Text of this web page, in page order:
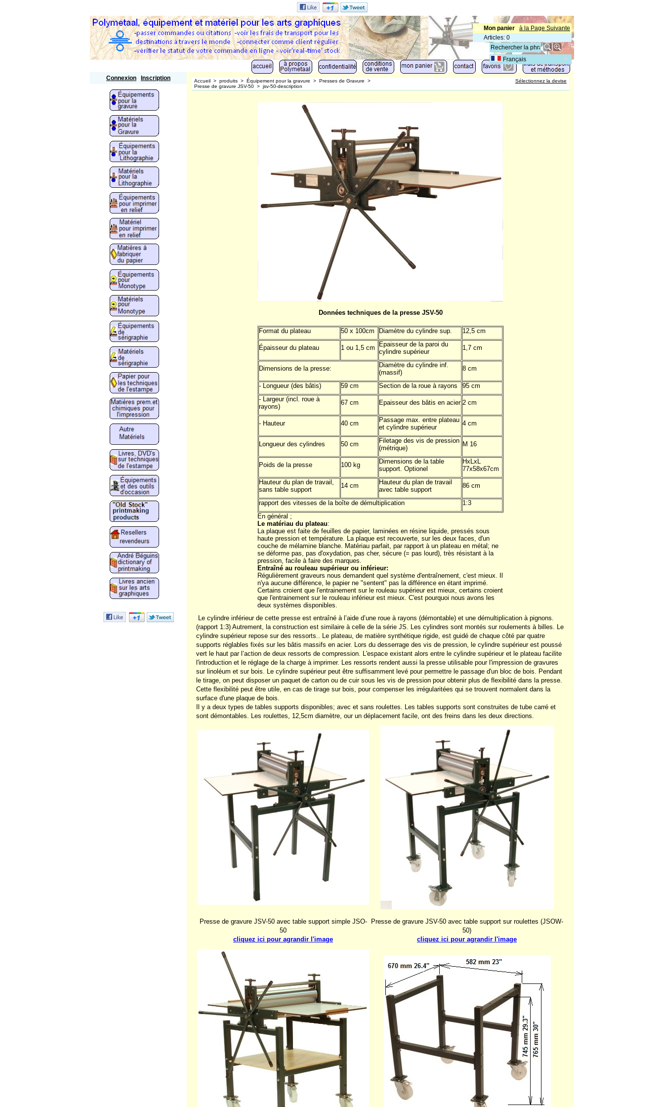
à la Page Suivante
Mon panier
Articles: 0
Français
Connexion Inscription Accueil > produits > Équipement pour la gravure > Presses de Gravure >
Presse de gravure JSV-50 > jsv-50-description
Sélectionnez la devise
Données techniques de la presse JSV-50
Format du plateau 50 x 100cm Diamètre du cylindre sup. 12,5 cm
Épaisseur du plateau 1 ou 1,5 cm
Epaisseur de la paroi du
cylindre supérieur
1,7 cm
Dimensions de la presse:
Diamètre du cylindre inf.
(massif)
8 cm
- Longueur (des bâtis) 59 cm Section de la roue à rayons
95 cm
- Largeur (incl. roue à
rayons)
67 cm Epaisseur des bâtis en acier 2 cm
- Hauteur 40 cm
Passage max. entre plateau
et cylindre supérieur
4 cm
Longueur des cylindres 50 cm
Filetage des vis de pression
(métrique)
M 16
Poids de la presse 100 kg
Dimensions de la table
support. Optionel
HxLxL
77x58x67cm
Hauteur du plan de travail,
sans table support
14 cm
Hauteur du plan de travail
avec table support
86 cm
rapport des vitesses de la boîte de démultiplication
1:3
En général ;
Le matériau du plateau:
La plaque est faite de feuilles de papier, laminées en résine liquide, pressés sous
haute pression et température. La plaque est recouverte, sur les deux faces, d'un
couche de mélamine blanche. Matériau parfait, par rapport à un plateau en métal; ne
se déforme pas, pas d'oxydation, pas cher, sécure (= pas lourd), très résistant à la
pression, facile à faire des marques.
Entraîné au rouleau supérieur ou inférieur:
Régulièrement graveurs nous demandent quel système d'entraînement, c'est mieux. Il
n'ya aucune différence, le papier ne "sentent" pas la différence en étant imprimé.
Certains croient que l'entrainement sur le rouleau supérieur est mieux, certains croient
que l'entrainement sur le rouleau inférieur est mieux. C'est pourquoi nous avons les
deux systèmes disponibles.
Le cylindre inférieur de cette presse est entraîné à l’aide d’une roue à rayons (démontable) et une démultiplication à pignons.
(rapport 1:3) Autrement, la construction est similaire à celle de la série JS. Les cylindres sont montés sur roulements à billes. Le
cylindre supérieur repose sur des ressorts.. Le plateau, de matière synthétique rigide, est guidé de chaque côté par quatre
supports réglables fixés sur les bâtis massifs en acier. Lors du desserrage des vis de pression, le cylindre supérieur est poussé
vert le haut par l’action de deux ressorts de compression. L'espace existant alors entre le cylindre supérieur et le plateau facilite
l'introduction et le réglage de la charge à imprimer. Les ressorts rendent aussi la presse utilisable pour l'impression de gravures
sur linoléum et sur bois. Le cylindre supérieur peut être suffisamment levé pour permettre le passage d'un bloc de bois. Pendant
le tirage, on peut disposer un paquet de carton ou de cuir sous les vis de pression pour obtenir plus de flexibilité dans la presse.
Cette flexibilité peut être utile, en cas de tirage sur bois, pour compenser les irrégularitées qui se trouvent normalent dans la
surface d'une plaque de bois.
Il y a deux types de tables supports disponibles; avec et sans roulettes. Les tables supports sont construites de tube carré et
sont démontables. Les roulettes, 12,5cm diamètre, our un déplacement facile, ont des freins dans les deux directions.
Presse de gravure JSV-50 avec table support simple JSO-
50
cliquez ici pour agrandir l'image
Presse de gravure JSV-50 avec table support sur roulettes (JSOW-
50)
cliquez ici pour agrandir l'image